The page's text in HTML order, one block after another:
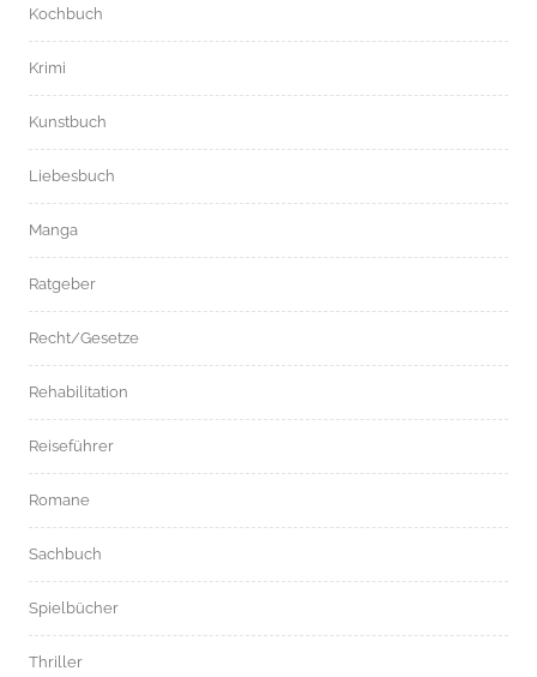
Kochbuch
Krimi
Kunstbuch
Liebesbuch
Manga
Ratgeber
Recht/Gesetze
Rehabilitation
Reiseführer
Romane
Sachbuch
Spielbücher
Thriller